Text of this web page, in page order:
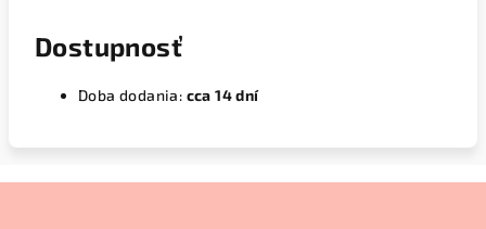
Dostupnosť
Doba dodania: cca 14 dní